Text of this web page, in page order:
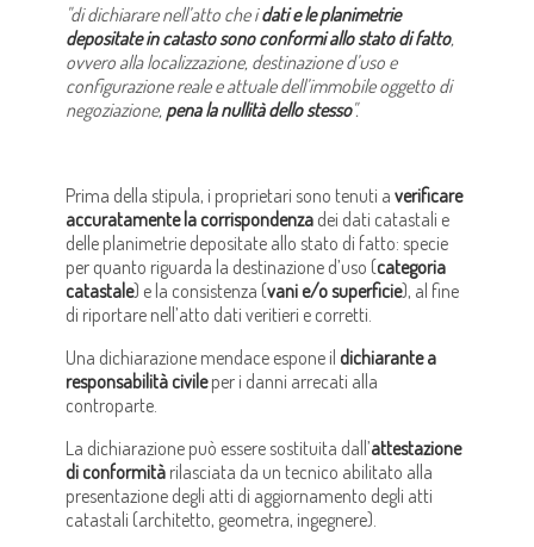
"di dichiarare nell’atto che idati e le planimetrie
depositate in catasto sono conformi allo stato di fatto,
ovvero alla localizzazione, destinazione d’uso e
configurazione reale e attuale dell’immobile oggetto di
negoziazione, pena la nullità dello stesso".
Prima della stipula, i proprietari sono tenuti a verificare
accuratamente la corrispondenza dei dati catastali e
delle planimetrie depositate allo stato di fatto: specie
per quanto riguarda la destinazione d’uso (categoria
catastale) e la consistenza (vani e/o superficie), al fine
di riportare nell’atto dati veritieri e corretti.
Una dichiarazione mendace espone il dichiarante a
responsabilità civileper i danni arrecati alla
controparte.
La dichiarazione può essere sostituita dall’attestazione
di conformità rilasciata da un tecnico abilitato alla
presentazione degli atti di aggiornamento degli atti
catastali (architetto, geometra, ingegnere).